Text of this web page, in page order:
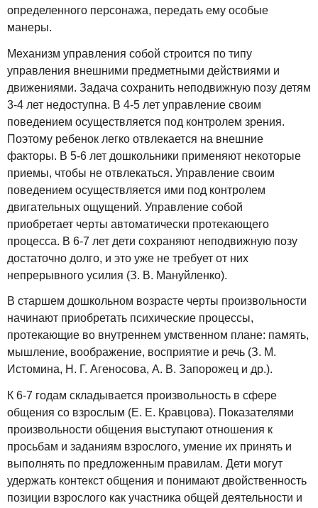
определенного персонажа, передать ему особые
манеры.
Механизм управления собой строится по типу
управления внешними предметными действиями и
движениями. Задача сохранить неподвижную позу детям
3-4 лет недоступна. В 4-5 лет управление своим
поведением осуществляется под контролем зрения.
Поэтому ребенок легко отвлекается на внешние
факторы. В 5-6 лет дошкольники применяют некоторые
приемы, чтобы не отвлекаться. Управление своим
поведением осуществляется ими под контролем
двигательных ощущений. Управление собой
приобретает черты автоматически протекающего
процесса. В 6-7 лет дети сохраняют неподвижную позу
достаточно долго, и это уже не требует от них
непрерывного усилия (З. В. Мануйленко).
В старшем дошкольном возрасте черты произвольности
начинают приобретать психические процессы,
протекающие во внутреннем умственном плане: память,
мышление, воображение, восприятие и речь (З. М.
Истомина, Н. Г. Агеносова, А. В. Запорожец и др.).
К 6-7 годам складывается произвольность в сфере
общения со взрослым (Е. Е. Кравцова). Показателями
произвольности общения выступают отношения к
просьбам и заданиям взрослого, умение их принять и
выполнять по предложенным правилам. Дети могут
удержать контекст общения и понимают двойственность
позиции взрослого как участника общей деятельности и